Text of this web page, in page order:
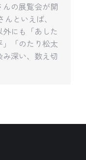
の展覧会が開
といえば、
にも「あした
「のたり松太
深い、数え切